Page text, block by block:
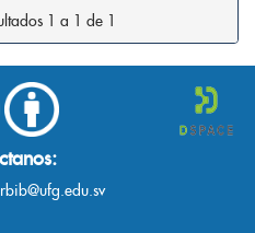
1 a 1 de 1